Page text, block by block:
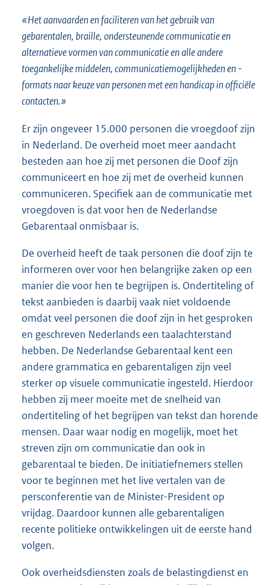
«Het aanvaarden en faciliteren van het gebruik van
gebarentalen, braille, ondersteunende communicatie en
alternatieve vormen van communicatie en alle andere
toegankelijke middelen, communicatiemogelijkheden en -
formats naar keuze van personen met een handicap in officiële
contacten.»
Er zijn ongeveer 15.000 personen die vroegdoof zijn
in Nederland. De overheid moet meer aandacht
besteden aan hoe zij met personen die Doof zijn
communiceert en hoe zij met de overheid kunnen
communiceren. Specifiek aan de communicatie met
vroegdoven is dat voor hen de Nederlandse
Gebarentaal onmisbaar is.
De overheid heeft de taak personen die doof zijn te
informeren over voor hen belangrijke zaken op een
manier die voor hen te begrijpen is. Ondertiteling of
tekst aanbieden is daarbij vaak niet voldoende
omdat veel personen die doof zijn in het gesproken
en geschreven Nederlands een taalachterstand
hebben. De Nederlandse Gebarentaal kent een
andere grammatica en gebarentaligen zijn veel
sterker op visuele communicatie ingesteld. Hierdoor
hebben zij meer moeite met de snelheid van
ondertiteling of het begrijpen van tekst dan horende
mensen. Daar waar nodig en mogelijk, moet het
streven zijn om communicatie dan ook in
gebarentaal te bieden. De initiatiefnemers stellen
voor te beginnen met het live vertalen van de
persconferentie van de Minister-President op
vrijdag. Daardoor kunnen alle gebarentaligen
recente politieke ontwikkelingen uit de eerste hand
volgen.
Ook overheidsdiensten zoals de belastingdienst en